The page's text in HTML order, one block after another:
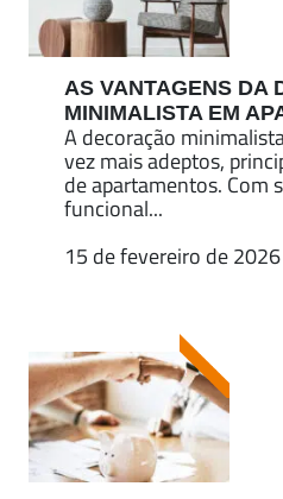
AS VANTAGENS DA
MINIMALISTA EM
A decoração
vez mais adeptos,
de apartamentos. Com
funcional...
15 de fevereiro de 2026